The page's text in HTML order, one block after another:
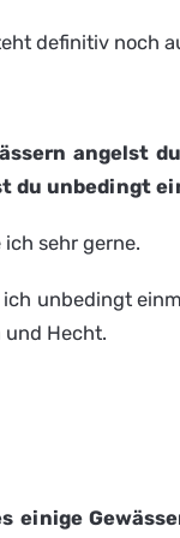
definitiv noch
angelst
du unbedingt
ich sehr gerne.
unbedingt
und Hecht.
einige